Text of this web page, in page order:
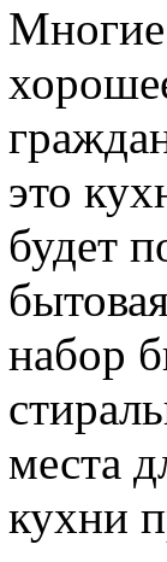
Многие
это
будет
набор
места
кухни